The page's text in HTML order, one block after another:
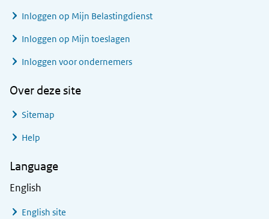
Inloggen op Mijn Belastingdienst
Inloggen op Mijn toeslagen
Inloggen voor ondernemers
Over deze site
Sitemap
Help
Language
English
English site